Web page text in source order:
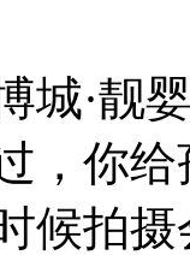
城·靓
，你
候拍